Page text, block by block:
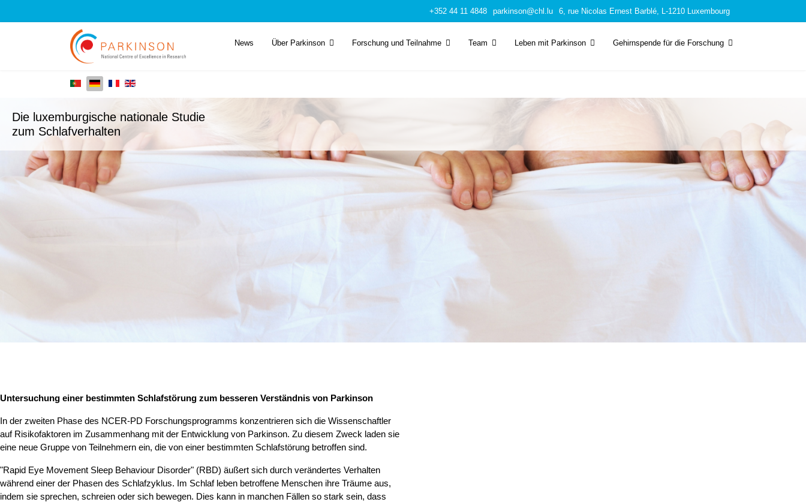
+352 44 11 4848 parkinson@chl.lu 6, rue Nicolas Ernest Barblé, L-1210 Luxembourg
News Über Parkinson Forschung und Teilnahme Team Leben mit Parkinson Gehirnspende für die Forschung
Die luxemburgische nationale Studie
zum Schlafverhalten
Untersuchung einer bestimmten Schlafstörung zum besseren Verständnis von Parkinson
In der zweiten Phase des NCER-PD Forschungsprogramms konzentrieren sich die Wissenschaftler
auf Risikofaktoren im Zusammenhang mit der Entwicklung von Parkinson. Zu diesem Zweck laden sie
eine neue Gruppe von Teilnehmern ein, die von einer bestimmten Schlafstörung betroffen sind.
"Rapid Eye Movement Sleep Behaviour Disorder" (RBD) äußert sich durch verändertes Verhalten
während einer der Phasen des Schlafzyklus. Im Schlaf leben betroffene Menschen ihre Träume aus,
indem sie sprechen, schreien oder sich bewegen. Dies kann in manchen Fällen so stark sein, dass